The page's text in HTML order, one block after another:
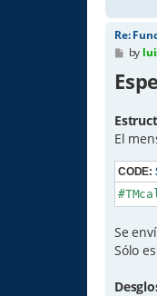
Re:
P
s
t
by
El
CODE:
Se
Sólo